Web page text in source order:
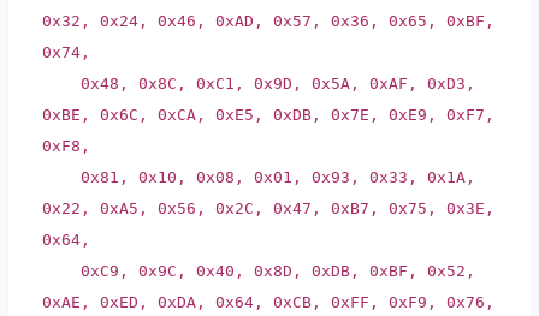
0x32, 0x24, 0x46, 0xAD, 0x57, 0x36, 0x65, 0xBF,
0x74,
0x48, 0x8C, 0xC1, 0x9D, 0x5A, 0xAF, 0xD3,
0xBE, 0x6C, 0xCA, 0xE5, 0xDB, 0x7E, 0xE9, 0xF7,
0xF8,
0x81, 0x10, 0x08, 0x01, 0x93, 0x33, 0x1A,
0x22, 0xA5, 0x56, 0x2C, 0x47, 0xB7, 0x75, 0x3E,
0x64,
0xC9, 0x9C, 0x40, 0x8D, 0xDB, 0xBF, 0x52,
0xAE, 0xED, 0xDA, 0x64, 0xCB, 0xFF, 0xF9, 0x76,